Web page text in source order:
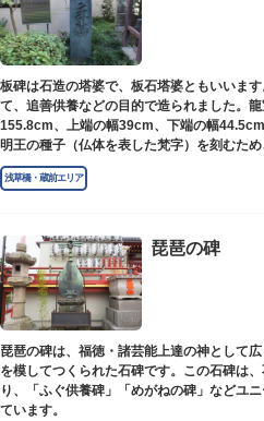
板碑は石造の塔婆で、板石塔婆ともいいま
て、追善供養などの目的で造られました。
155.8cm、上端の幅39cm、下端の幅
明王の種子（仏体を表した梵字）を刻むた
現存の板碑を代表するもののひとつです。
浅草橋・蔵前エリア
琵琶の碑
琵琶の碑は、福徳・諸芸能上達の神として
を模してつくられた石碑です。この石碑は
り、「ふぐ供養碑」「めがねの碑」などユ
ています。